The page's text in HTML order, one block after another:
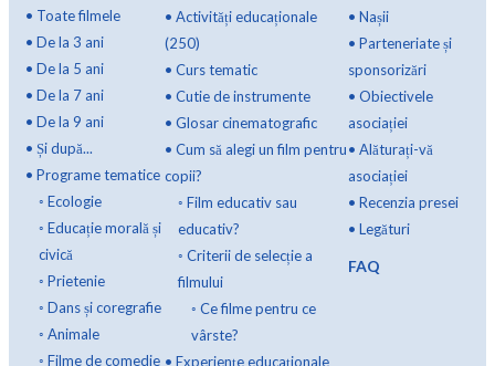
• Toate filmele
• De la 3 ani
• De la 5 ani
• De la 7 ani
• De la 9 ani
• Și după...
• Programe tematice
◦ Ecologie
◦ Educație morală și
civică
◦ Prietenie
◦ Dans și coregrafie
◦ Animale
◦ Filme de comedie
• Activități educaționale
(250)
• Curs tematic
• Cutie de instrumente
• Glosar cinematografic
• Cum să alegi un film pentru
copii?
◦ Film educativ sau
educativ?
◦ Criterii de selecție a
filmului
◦ Ce filme pentru ce
vârste?
• Experiențe educaționale
•Nașii
•Parteneriate și
sponsorizări
•Obiectivele
asociației
•Alăturați-vă
asociației
•Recenzia presei
•Legături
FAQ